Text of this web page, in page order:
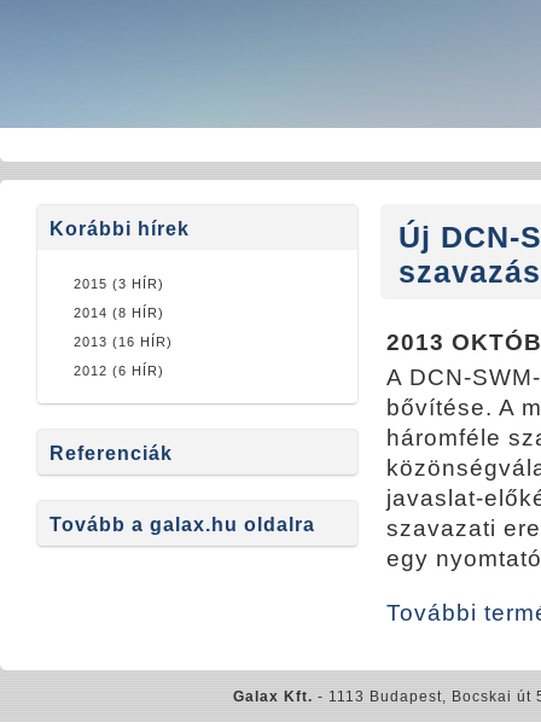
Korábbi hírek
2015 (3 HÍR)
2014 (8 HÍR)
2013 (16 HÍR)
2012 (6 HÍR)
Referenciák
Tovább a galax.hu oldalra
Új DCN-
2013
A DCN-
bővítése. A
háromféle
javaslat-
szavazati
egy
További
Galax Kft. - 1113 Budapest, Bocskai út